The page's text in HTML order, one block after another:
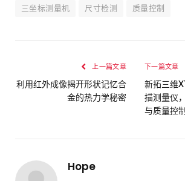
三坐标测量机 尺寸检测 质量控制
上一篇文章
利用红外成像揭开形状记忆合
金的热力学秘密
下一篇文章
新拓三维
描测量仪
与质量控
Hope